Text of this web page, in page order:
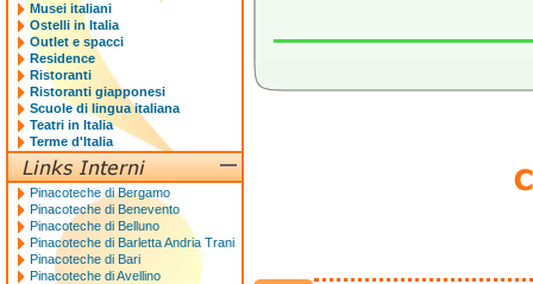
Musei italiani
Ostelli in Italia
Outlet e spacci
Residence
Ristoranti
Ristoranti giapponesi
Scuole di lingua italiana
Teatri in Italia
Terme d'Italia
Pinacoteche di Bergamo
Pinacoteche di Benevento
Pinacoteche di Belluno
Pinacoteche di Barletta Andria Trani
Pinacoteche di Bari
Pinacoteche di Avellino